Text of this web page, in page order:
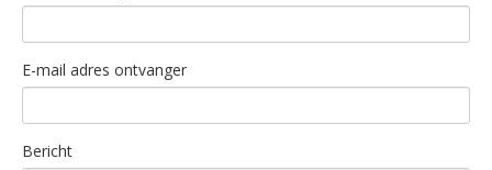
E-mail adres ontvanger
Bericht